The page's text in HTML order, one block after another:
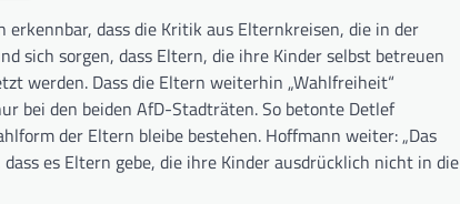
dass die Kritik aus Elternkreisen, die in der
sich sorgen, dass Eltern, die ihre Kinder selbst betreuen
werden. Dass die Eltern weiterhin „Wahlfreiheit“
bei den beiden AfD-Stadträten. So betonte Detlef
der Eltern bleibe bestehen. Hoffmann weiter: „Das
es Eltern gebe, die ihre Kinder ausdrücklich nicht in die